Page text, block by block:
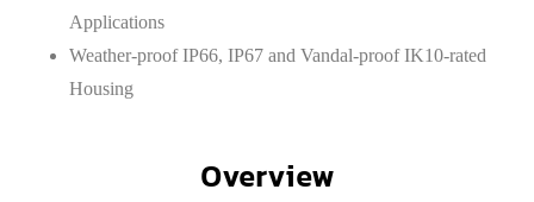
Applications
Weather-proof IP66, IP67 and Vandal-proof IK10-rated
Housing
Overview